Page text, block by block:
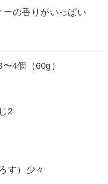
の香りがいっぱい
4個（60g）
2
す）少々